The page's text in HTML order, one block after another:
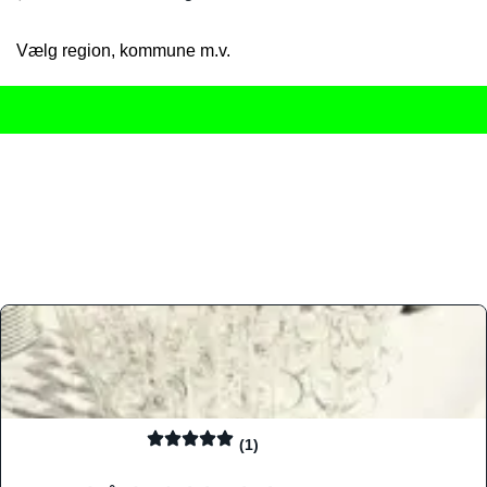
Vælg region, kommune m.v.
(1)